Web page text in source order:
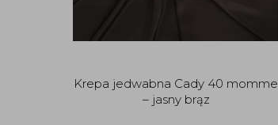
Krepa jedwabna Cady 40 momme
– jasny brąz